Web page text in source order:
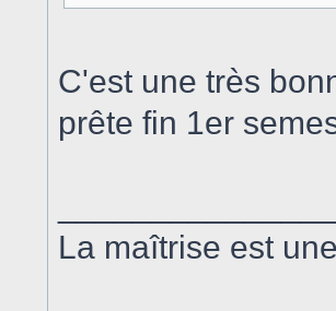
C'est une très
prête fin 1er
La maîtrise est